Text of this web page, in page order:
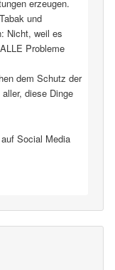
erzeugen.
und
Nicht, weil es
Probleme
dem Schutz der
diese Dinge
Social Media